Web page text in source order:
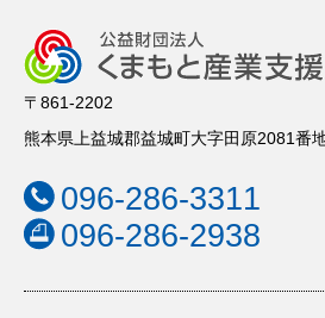
〒861-2202
熊本県上益城郡益城町大字田原2081番
096-286-3311
096-286-2938